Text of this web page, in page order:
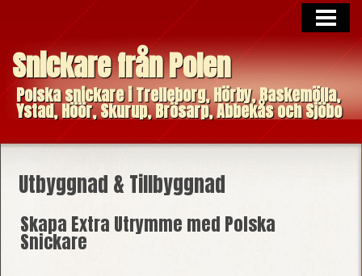
FÖRSTASIDAN
HUR JAG ARBETAR
VI BYGGER DITT HUS
OM MIG
KONTAKT
Snickare från Polen
Polska snickare i Trelleborg, Hörby, Baskemölla,
Ystad, Höör, Skurup, Brösarp, Abbekås och Sjöbo
Utbyggnad & Tillbyggnad
Skapa Extra Utrymme med Polska
Snickare